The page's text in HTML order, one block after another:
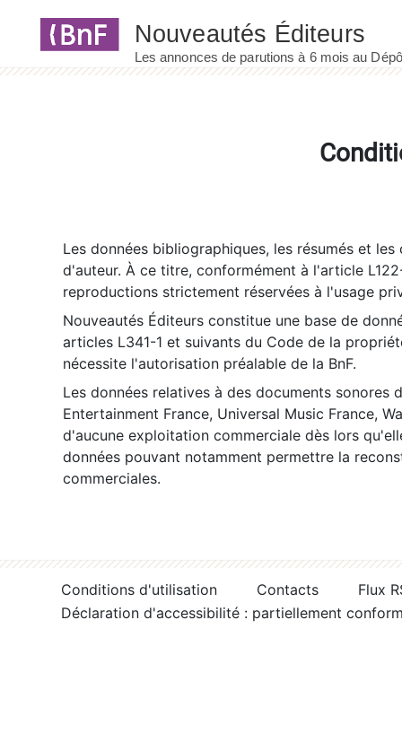
Les données bibliographiques, les résumés et
d'auteur. À ce titre, conformément à l'article
reproductions strictement réservées à l'usage
Nouveautés Éditeurs constitue une base de
articles L341-1 et suivants du Code de la
nécessite l'autorisation préalable de la BnF.
Les données relatives à des documents sonores
Entertainment France, Universal Music France,
d'aucune exploitation commerciale dès lors
données pouvant notamment permettre la
commerciales.
Conditions d'utilisation Contacts
Flux
Déclaration d'accessibilité : partiellement